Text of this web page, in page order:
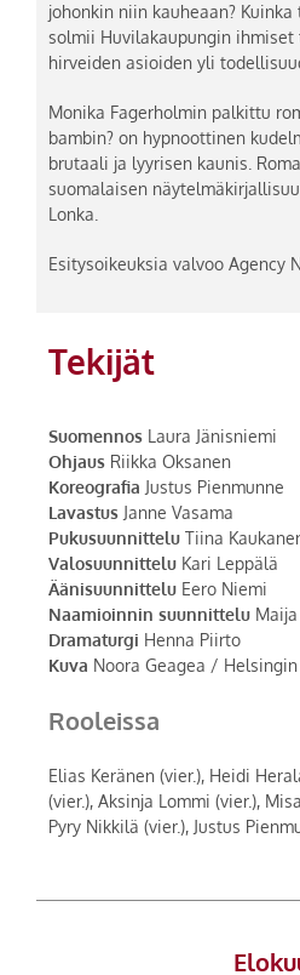
johonkin niin kauheaan?
solmii Huvilakaupungin
hirveiden asioiden yli
Monika Fagerholmin palkittu
bambin? on hypnoottinen
brutaali ja lyyrisen kaunis.
suomalaisen
Lonka.
Esitysoikeuksia valvoo Agency
Tekijät
Suomennos Laura Jänisniemi
Ohjaus Riikka Oksanen
Koreografia Justus Pienmunne
Lavastus Janne Vasama
Pukusuunnittelu Tiina
Valosuunnittelu Kari Leppälä
Äänisuunnittelu Eero Niemi
Naamioinnin suunnittelu
Dramaturgi Henna Piirto
Kuva Noora Geagea /
Rooleissa
Elias Keränen (vier.), Heidi
(vier.), Aksinja Lommi (vier.),
Pyry Nikkilä (vier.), Justus